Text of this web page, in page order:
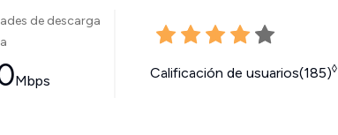
de descarga
Mbps Calificación de usuarios(185)◊